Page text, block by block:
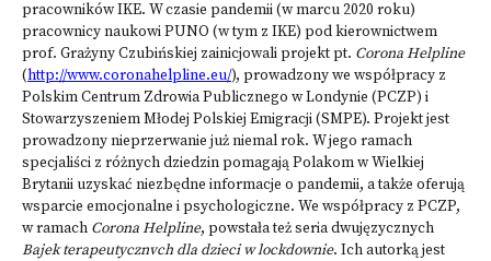
pracowników IKE. W czasie pandemii (w marcu 2020 roku)
pracownicy naukowi PUNO (w tym z IKE) pod kierownictwem
prof. Grażyny Czubińskiej zainicjowali projekt pt. Corona Helpline
(http://www.coronahelpline.eu/), prowadzony we współpracy z
Polskim Centrum Zdrowia Publicznego w Londynie (PCZP) i
Stowarzyszeniem Młodej Polskiej Emigracji (SMPE). Projekt jest
prowadzony nieprzerwanie już niemal rok. W jego ramach
specjaliści z różnych dziedzin pomagają Polakom w Wielkiej
Brytanii uzyskać niezbędne informacje o pandemii, a także oferują
wsparcie emocjonalne i psychologiczne. We współpracy z PCZP,
w ramach Corona Helpline, powstała też seria dwujęzycznych
Bajek terapeutycznvch dla dzieci w lockdownie. Ich autorką jest